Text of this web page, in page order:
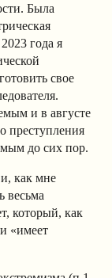
Была
года я
свое
и в августе
преступления
до сих пор.
как мне
весьма
который, как
«имеет